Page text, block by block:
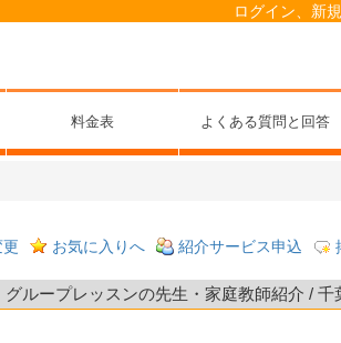
ログイン、新
料金表 よくある質問と回答
お気に入りへ 紹介サービス申込
ループレッスンの先生・家庭教師紹介 / 千